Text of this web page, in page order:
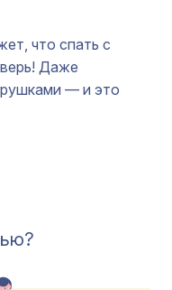
что спать с
Даже
— и это